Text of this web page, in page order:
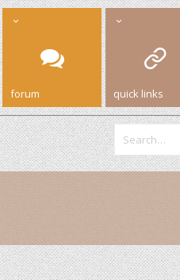
forum quick links